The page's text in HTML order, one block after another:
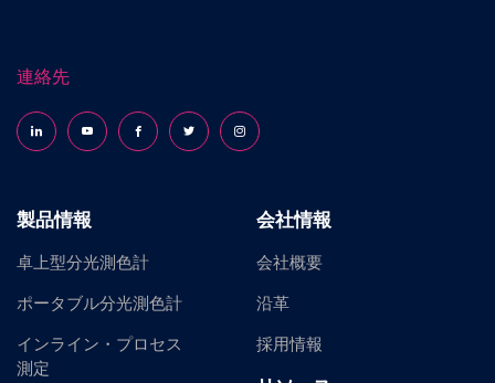
連絡先
Follow us on LinkedInFollow us on YouTubeFollow us on Facebook
Follow us on X (formerly Twitter)
Follow us on Instagram
製品情報
卓上型分光測色計
ポータブル分光測色計
インライン・プロセス
測定
会社情報
会社概要
沿革
採用情報